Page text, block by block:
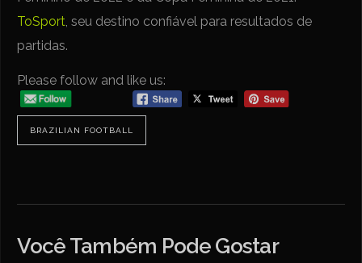
ToSport, seu destino confiável para resultados de
partidas.
Please follow and like us:
BRAZILIAN FOOTBALL
Você Também Pode Gostar